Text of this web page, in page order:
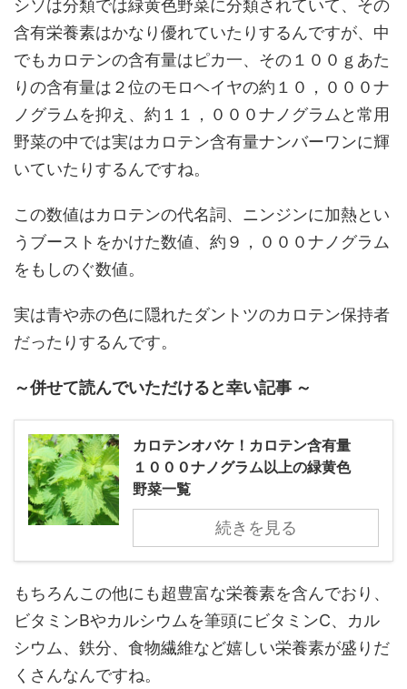
シソは分類では緑黄色野菜に分類されていて、その
含有栄養素はかなり優れていたりするんですが、中
でもカロテンの含有量はピカ一、その１００ｇあた
りの含有量は２位のモロヘイヤの約１０，０００ナ
ノグラムを抑え、約１１，０００ナノグラムと常用
野菜の中では実はカロテン含有量ナンバーワンに輝
いていたりするんですね。
この数値はカロテンの代名詞、ニンジンに加熱とい
うブーストをかけた数値、約９，０００ナノグラム
をもしのぐ数値。
実は青や赤の色に隠れたダントツのカロテン保持者
だったりするんです。
～併せて読んでいただけると幸い記事 ～
カロテンオバケ！カロテン含有量
１０００ナノグラム以上の緑黄色
野菜一覧
続きを見る
もちろんこの他にも超豊富な栄養素を含んでおり、
ビタミンBやカルシウムを筆頭にビタミンC、カル
シウム、鉄分、食物繊維など嬉しい栄養素が盛りだ
くさんなんですね。